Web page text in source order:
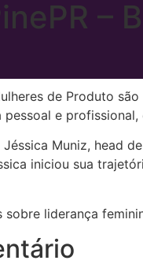
–
de Produto
e profissional,
Muniz, head
iniciou sua
liderança